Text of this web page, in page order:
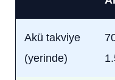
Akü takviye
(yerinde)